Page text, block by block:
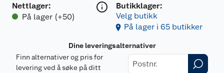
Nettlager:
På lager (+50)
Butikklager:
Velg butikk
På lager i 65 butikker
Dine leveringsalternativer
Finn alternativer og pris for
levering ved å søke på ditt